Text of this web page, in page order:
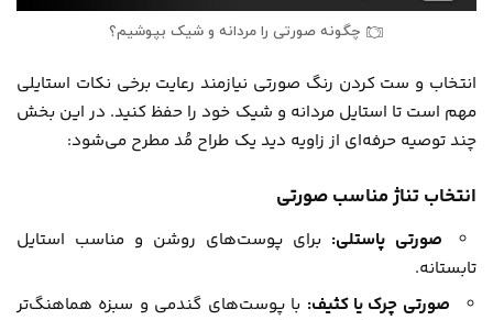
چگونه صورتی را مردانه و شیک بپوشیم؟
انتخاب و ست کردن رنگ صورتی نیازمند رعایت برخی نکات استایلی
مهم است تا استایل مردانه و شیک خود را حفظ کنید. در این بخش
چند توصیه حرفه‌ای از زاویه دید یک طراح مُد مطرح می‌شود:
انتخاب تناژ مناسب صورتی
صورتی پاستلی: برای پوست‌های روشن و مناسب استایل
تابستانه.
صورتی چرک یا کثیف: با پوست‌های گندمی و سبزه هماهنگ‌تر